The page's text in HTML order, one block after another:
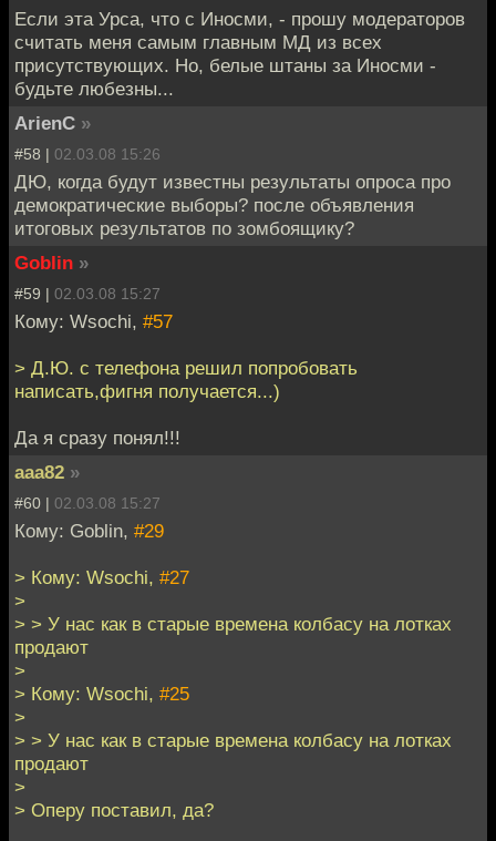
Если эта Урса, что с Иносми, - прошу модераторов
считать меня самым главным МД из всех
присутствующих. Но, белые штаны за Иносми -
будьте любезны...
ArienC »
#58 | 02.03.08 15:26
ДЮ, когда будут известны результаты опроса про
демократические выборы? после объявления
итоговых результатов по зомбоящику?
Goblin »
#59 | 02.03.08 15:27
Кому: Wsochi, #57
> Д.Ю. с телефона решил попробовать
написать,фигня получается...)
Да я сразу понял!!!
aaa82 »
#60 | 02.03.08 15:27
Кому: Goblin, #29
> Кому: Wsochi, #27
>
> > У нас как в старые времена колбасу на лотках
продают
>
> Кому: Wsochi, #25
>
> > У нас как в старые времена колбасу на лотках
продают
>
> Оперу поставил, да?